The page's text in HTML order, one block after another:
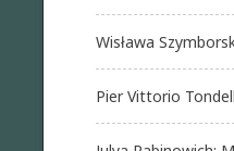
Wisława
Pier Vittorio